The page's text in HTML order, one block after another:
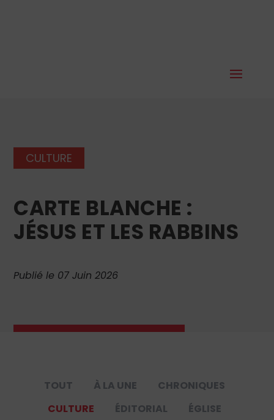
CULTURE
CARTE BLANCHE :
JÉSUS ET LES RABBINS
Publié le 07 Juin 2026
TOUT À LA UNE
CHRONIQUES
CULTURE
ÉDITORIAL
ÉGLISE